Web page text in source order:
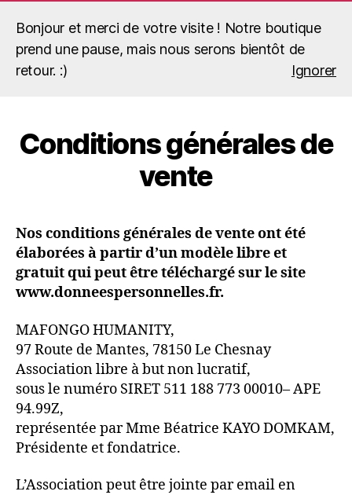
Bonjour et merci de votre visite ! Notre boutique
prend une pause, mais nous serons bientôt de
retour. :)
Ignorer
Recherche Menu
Conditions générales de
vente
Nos conditions générales de vente ont été
élaborées à partir d’un modèle libre et
gratuit qui peut être téléchargé sur le site
www.donneespersonnelles.fr.
MAFONGO HUMANITY,
97 Route de Mantes, 78150 Le Chesnay
Association libre à but non lucratif,
sous le numéro SIRET 511 188 773 00010– APE
94.99Z,
représentée par Mme Béatrice KAYO DOMKAM,
Présidente et fondatrice.
L’Association peut être jointe par email en